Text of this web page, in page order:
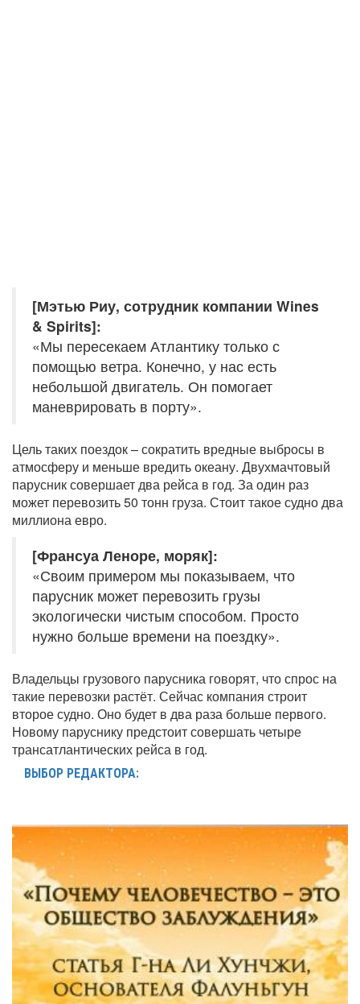
[Мэтью Риу, сотрудник компании Wines
& Spirits]:
«Мы пересекаем Атлантику только с
помощью ветра. Конечно, у нас есть
небольшой двигатель. Он помогает
маневрировать в порту».
Цель таких поездок – сократить вредные выбросы в
атмосферу и меньше вредить океану. Двухмачтовый
парусник совершает два рейса в год. За один раз
может перевозить 50 тонн груза. Стоит такое судно два
миллиона евро.
[Франсуа Леноре, моряк]:
«Своим примером мы показываем, что
парусник может перевозить грузы
экологически чистым способом. Просто
нужно больше времени на поездку».
Владельцы грузового парусника говорят, что спрос на
такие перевозки растёт. Сейчас компания строит
второе судно. Оно будет в два раза больше первого.
Новому паруснику предстоит совершать четыре
трансатлантических рейса в год.
ВЫБОР РЕДАКТОРА: